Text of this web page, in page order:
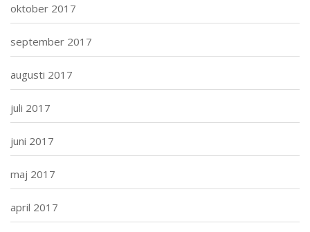
oktober 2017
september 2017
augusti 2017
juli 2017
juni 2017
maj 2017
april 2017